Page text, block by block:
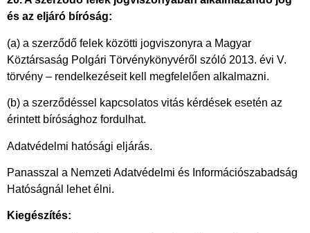
és az eljáró bíróság:
(a) a szerződő felek közötti jogviszonyra a Magyar
Köztársaság Polgári Törvénykönyvéről szóló 2013. évi V.
törvény – rendelkezéseit kell megfelelően alkalmazni.
(b) a szerződéssel kapcsolatos vitás kérdések esetén az
érintett bírósághoz fordulhat.
Adatvédelmi hatósági eljárás.
Panasszal a Nemzeti Adatvédelmi és Információszabadság
Hatóságnál lehet élni.
Kiegészítés: